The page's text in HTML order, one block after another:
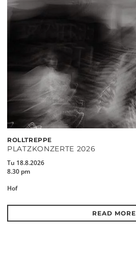
ROLLTREPPE
PLATZKONZERTE 2026
Tu 18.8.2026
8.30 pm
Hof
READ MORE